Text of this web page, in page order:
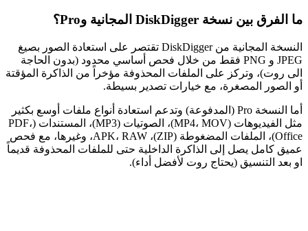
ما الفرق بين نسخة DiskDigger المجانية وPro؟
النسخة المجانية من DiskDigger تقتصر على استعادة الصور بصيغ
JPEG و PNG فقط من خلال فحص أساسي محدود (بدون الحاجة
الى روت)، وتركز على الملفات المحذوفة مؤخراً من الذاكرة المؤقتة
أو الصور المصغرة، مع خيارات تصدير بسيطة.​
أما النسخة Pro (المدفوعة) وتدعم استعادة أنواع ملفات أوسع بكثير
مثل الفيديوهات (MP4، MOV)، الصوتيات (MP3)، المستندات (PDF،
Office)، الملفات المضغوطة (ZIP)، APK، RAW، وغيرها، مع فحص
عميق كامل يصل إلى الذاكرة الداخلية حتى للملفات المحذوفة قديماً
او بعد التنسيق (يحتاج روت لأفضل أداء).​